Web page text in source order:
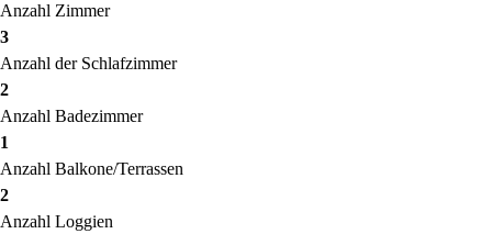
Anzahl Zimmer
3
Anzahl der Schlafzimmer
2
Anzahl Badezimmer
1
Anzahl Balkone/Terrassen
2
Anzahl Loggien